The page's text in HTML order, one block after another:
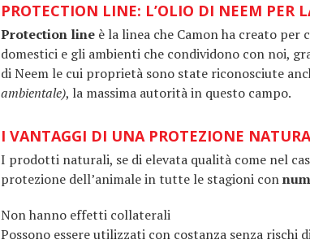
PROTECTION LINE: L’OLIO DI NEEM PER
Protection line è la linea che Camon ha creato
domestici e gli ambienti che condividono con noi,
di Neem le cui proprietà sono state riconosciute
ambientale), la massima autorità in questo campo.
I VANTAGGI DI UNA PROTEZIONE
I prodotti naturali, se di elevata qualità come nel
protezione dell’animale in tutte le stagioni con
Non hanno effetti collaterali
Possono essere utilizzati con costanza senza rischi